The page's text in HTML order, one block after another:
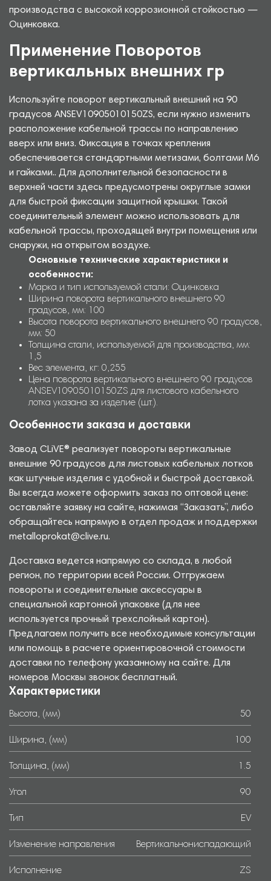
производства с высокой коррозионной стойкостью —
Оцинковка.
Применение Поворотов
вертикальных внешних гр
Используйте поворот вертикальный внешний на 90
градусов ANSEV10905010150ZS, если нужно изменить
расположение кабельной трассы по направлению
вверх или вниз. Фиксация в точках крепления
обеспечивается стандартными метизами, болтами М6
и гайками.. Для дополнительной безопасности в
верхней части здесь предусмотрены округлые замки
для быстрой фиксации защитной крышки. Такой
соединительный элемент можно использовать для
кабельной трассы, проходящей внутри помещения или
снаружи, на открытом воздухе.
Основные технические характеристики и
особенности:
Марка и тип используемой стали: Оцинковка
Ширина поворота вертикального внешнего 90
градусов, мм: 100
Высота поворота вертикального внешнего 90 градусов,
мм: 50
Толщина стали, используемой для производства, мм:
1,5
Вес элемента, кг: 0,255
Цена поворота вертикального внешнего 90 градусов
ANSEV10905010150ZS для листового кабельного
лотка указана за изделие (шт.).
Особенности заказа и доставки
Завод CLiVE® реализует повороты вертикальные
внешние 90 градусов для листовых кабельных лотков
как штучные изделия с удобной и быстрой доставкой.
Вы всегда можете оформить заказ по оптовой цене:
оставляйте заявку на сайте, нажимая “Заказать”, либо
обращайтесь напрямую в отдел продаж и поддержки
metalloprokat@clive.ru.
Доставка ведется напрямую со склада, в любой
регион, по территории всей России. Отгружаем
повороты и соединительные аксессуары в
специальной картонной упаковке (для нее
используется прочный трехслойный картон).
Предлагаем получить все необходимые консультации
или помощь в расчете ориентировочной стоимости
доставки по телефону указанному на сайте. Для
номеров Москвы звонок бесплатный.
Характеристики
Высота, (мм) 50
Ширина, (мм) 100
Толщина, (мм) 1.5
Угол 90
Тип EV
Изменение направления Вертикальнониспадающий
Исполнение ZS